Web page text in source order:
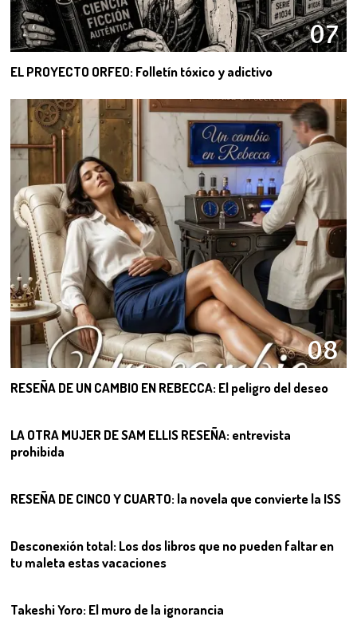
07
EL PROYECTO ORFEO: Folletín tóxico y adictivo
08
RESEÑA DE UN CAMBIO EN REBECCA: El peligro del deseo
09
LA OTRA MUJER DE SAM ELLIS RESEÑA: entrevista
prohibida
RESEÑA DE CINCO Y CUARTO: la novela que convierte la ISS
11
Desconexión total: Los dos libros que no pueden faltar en
tu maleta estas vacaciones
Takeshi Yoro: El muro de la ignorancia